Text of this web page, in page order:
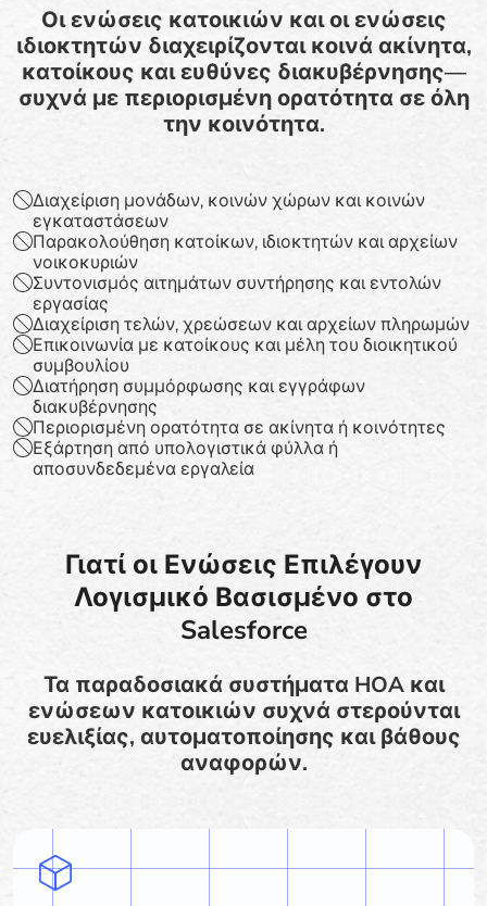
Οι ενώσεις κατοικιών και οι ενώσεις
ιδιοκτητών διαχειρίζονται κοινά ακίνητα,
κατοίκους και ευθύνες διακυβέρνησης—
συχνά με περιορισμένη ορατότητα σε όλη
την κοινότητα.
Διαχείριση μονάδων, κοινών χώρων και κοινών
εγκαταστάσεων
Παρακολούθηση κατοίκων, ιδιοκτητών και αρχείων
νοικοκυριών
Συντονισμός αιτημάτων συντήρησης και εντολών
εργασίας
Διαχείριση τελών, χρεώσεων και αρχείων πληρωμών
Επικοινωνία με κατοίκους και μέλη του διοικητικού
συμβουλίου
Διατήρηση συμμόρφωσης και εγγράφων
διακυβέρνησης
Περιορισμένη ορατότητα σε ακίνητα ή κοινότητες
Εξάρτηση από υπολογιστικά φύλλα ή
αποσυνδεδεμένα εργαλεία
Γιατί οι Ενώσεις Επιλέγουν
Λογισμικό Βασισμένο στο
Salesforce
Τα παραδοσιακά συστήματα HOA και
ενώσεων κατοικιών συχνά στερούνται
ευελιξίας, αυτοματοποίησης και βάθους
αναφορών.